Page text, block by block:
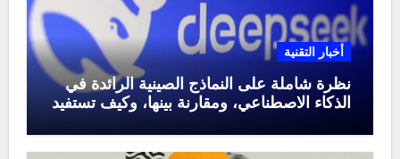
أخبار التقنية
نظرة شاملة على النماذج الصينية الرائدة في
الذكاء الاصطناعي، ومقارنة بينها، وكيف تستفيد